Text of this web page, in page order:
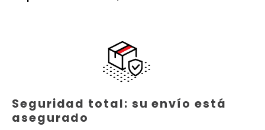
Seguridad total: su envío está
asegurado